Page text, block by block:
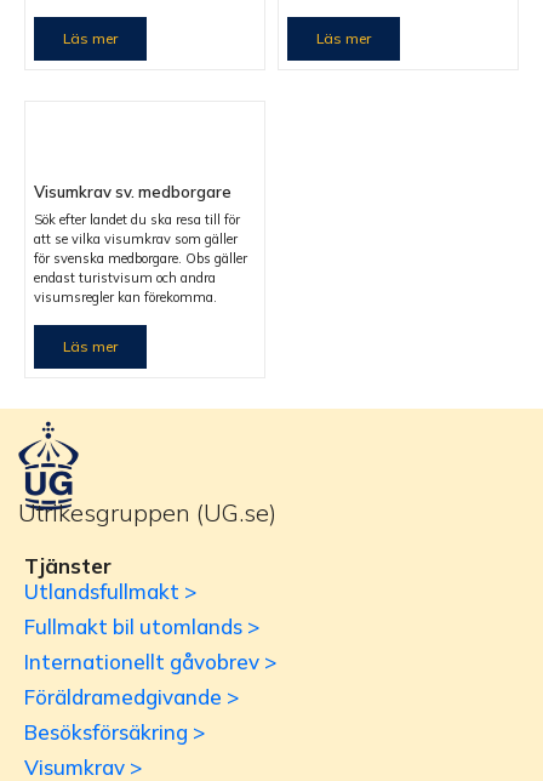
Läs mer Läs mer
Visumkrav sv. medborgare
Sök efter landet du ska resa till för
att se vilka visumkrav som gäller
för svenska medborgare. Obs gäller
endast turistvisum och andra
visumsregler kan förekomma.
Läs mer
Utrikesgruppen (UG.se)
Tjänster
Utlandsfullmakt >
Fullmakt bil utomlands >
Internationellt gåvobrev >
Föräldramedgivande >
Besöksförsäkring >
Visumkrav >